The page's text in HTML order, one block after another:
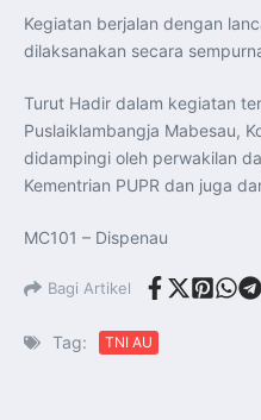
Kegiatan berjalan dengan
dilaksanakan secara
Turut Hadir dalam kegiatan
Puslaiklambangja Mabesau,
didampingi oleh perwakilan
Kementrian PUPR dan juga
MC101 – Dispenau
Bagi Artikel
Tag: TNI AU